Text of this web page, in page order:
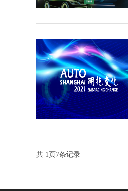
共 1页7条记录